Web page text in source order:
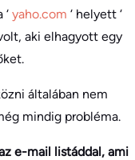
yaho.com ‘ helyett ‘
aki elhagyott egy
általában nem
mindig probléma.
e-mail listáddal, ami